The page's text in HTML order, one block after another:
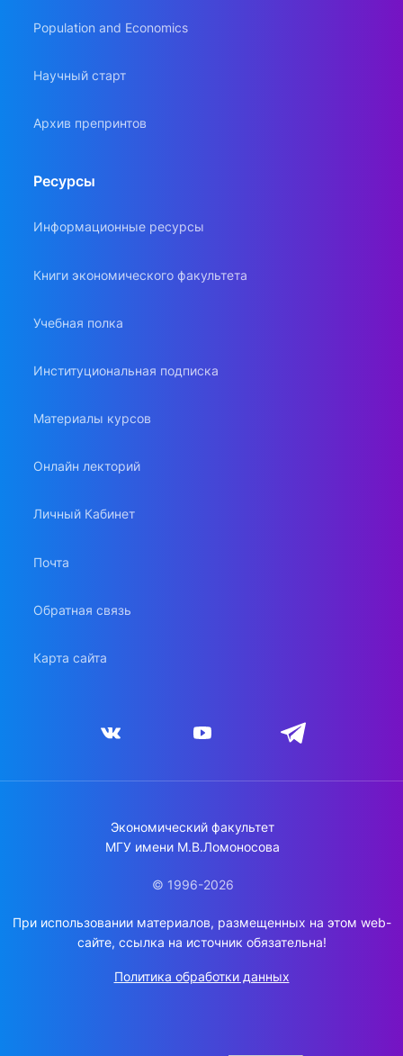
Population and Economics
Научный старт
Архив препринтов
Ресурсы
Информационные ресурсы
Книги экономического факультета
Учебная полка
Институциональная подписка
Материалы курсов
Онлайн лекторий
Личный Кабинет
Почта
Обратная связь
Карта сайта
Экономический факультет
МГУ имени М.В.Ломоносова
© 1996-2026
При использовании материалов, размещенных на этом web-
сайте, ссылка на источник обязательна!
Политика обработки данных